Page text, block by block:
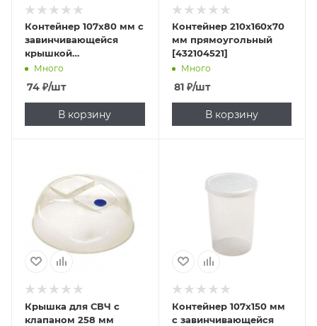
Контейнер 107х80 мм с
завинчивающейся
крышкой
полипропилен
[431139201]
Много
74 ₽/шт
В корзину
Контейнер 210х160х70
мм прямоугольный
[432104521]
Много
81₽/шт
В корзину
Крышка для СВЧ с
клапаном 258 мм
Контейнер 107х150 мм
с завинчивающейся